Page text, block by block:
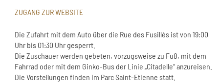
ZUGANG ZUR WEBSITE
Die Zufahrt mit dem Auto über die Rue des Fusillés ist von 19:00
Uhr bis 01:30 Uhr gesperrt.
Die Zuschauer werden gebeten, vorzugsweise zu Fuß, mit dem
Fahrrad oder mit dem Ginko-Bus der Linie „Citadelle“ anzureisen.
Die Vorstellungen finden im Parc Saint-Etienne statt.